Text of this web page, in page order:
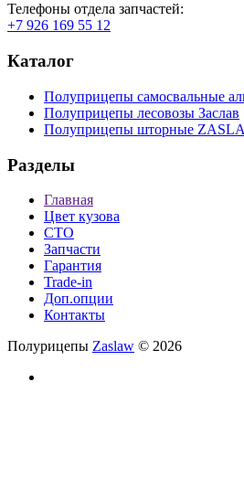
Телефоны отдела запчастей:
+7 926 169 55 12
Каталог
Полуприцепы самосвальные
Полуприцепы лесовозы Заслав
Полуприцепы шторные
Разделы
Главная
Цвет кузова
СТО
Запчасти
Гарантия
Trade-in
Доп.опции
Контакты
Полурицепы Zaslaw © 2026